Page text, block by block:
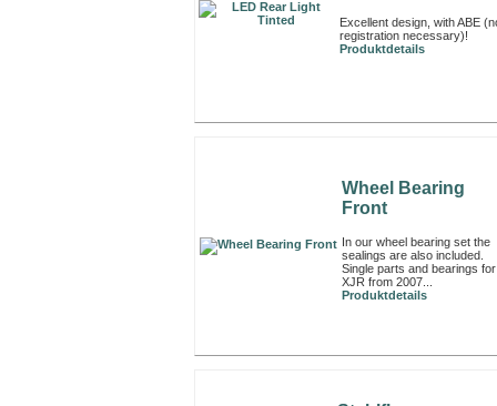
Excellent design, with ABE
registration necessary)!
Produktdetails
Wheel Bearing
Front
In our wheel bearing set the
sealings are also included.
Single parts and bearings for
XJR from 2007...
Produktdetails